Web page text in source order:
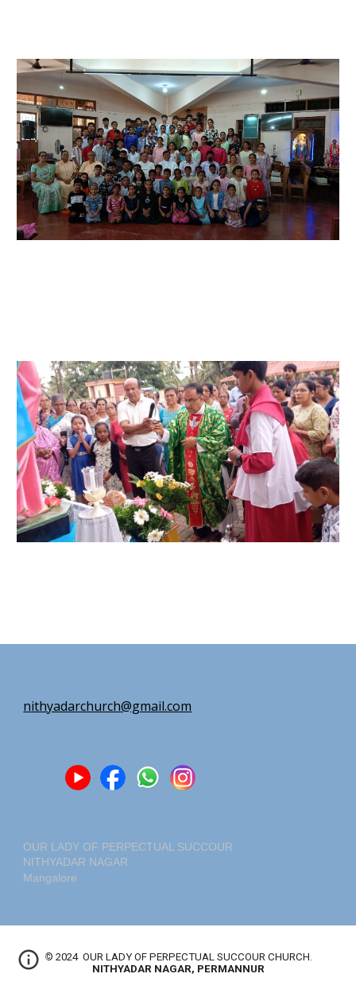
nithyadarchurch@gmail.com
OUR LADY OF PERPECTUAL SUCCOUR
NITHYADAR NAGAR
Mangalore
© 2024 OUR LADY OF PERPECTUAL SUCCOUR CHURCH.
NITHYADAR NAGAR, PERMANNUR